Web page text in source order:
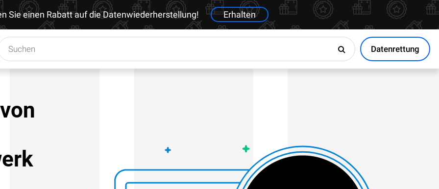
Sie einen Rabatt auf die Datenwiederherstellung! Erhalten
Datenrettung